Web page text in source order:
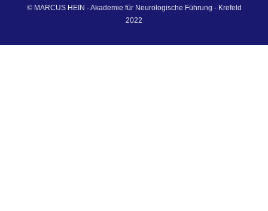
© MARCUS HEIN - Akademie für Neurologische Führung - Krefeld
2022